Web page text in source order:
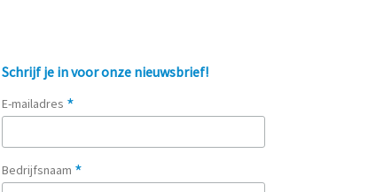
Schrijf je in voor onze nieuwsbrief!
E-mailadres *
Bedrijfsnaam *